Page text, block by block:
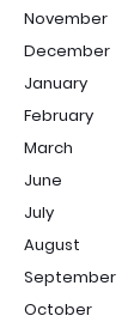
November
December
January
February
March
June
July
August
September
October